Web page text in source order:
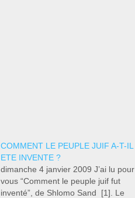
COMMENT LE PEUPLE JUIF A-T-IL
ETE INVENTE ?
dimanche 4 janvier 2009 J’ai lu pour
vous “Comment le peuple juif fut
inventé”, de Shlomo Sand [1]. Le